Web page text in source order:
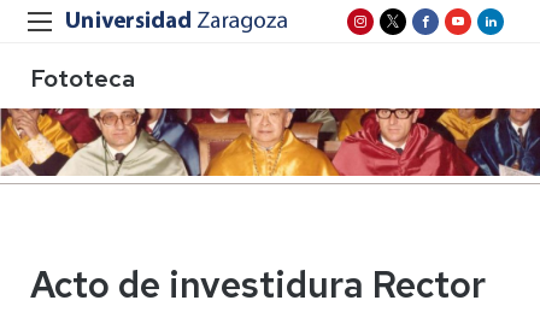
Fototeca
Acto de investidura Rector